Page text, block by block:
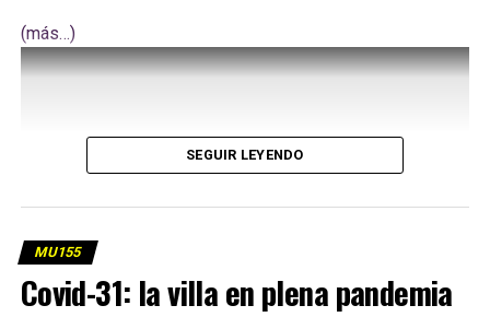
(más…)
SEGUIR LEYENDO
MU155
Covid-31: la villa en plena pandemia